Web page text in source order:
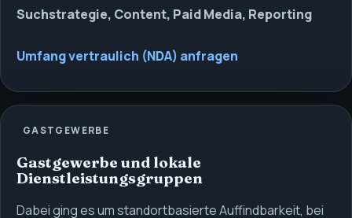
Suchstrategie, Content, Paid Media, Reporting
Umfang vertraulich (NDA) anfragen
GASTGEWERBE
Gastgewerbe und lokale
Dienstleistungsgruppen
Dabei ging es um standortbasierte Auffindbarkeit, bei